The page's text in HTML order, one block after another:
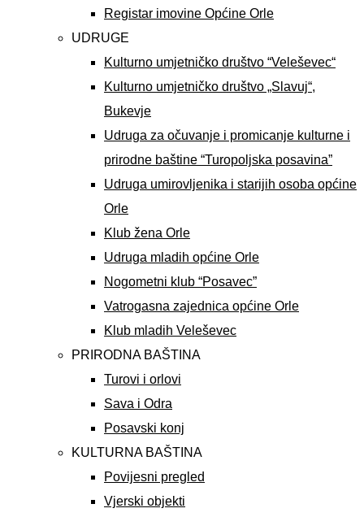
Registar imovine Općine Orle
UDRUGE
Kulturno umjetničko društvo “Veleševec“
Kulturno umjetničko društvo „Slavuj“,
Bukevje
Udruga za očuvanje i promicanje kulturne i
prirodne baštine “Turopoljska posavina”
Udruga umirovljenika i starijih osoba općine
Orle
Klub žena Orle
Udruga mladih općine Orle
Nogometni klub “Posavec”
Vatrogasna zajednica općine Orle
Klub mladih Veleševec
PRIRODNA BAŠTINA
Turovi i orlovi
Sava i Odra
Posavski konj
KULTURNA BAŠTINA
Povijesni pregled
Vjerski objekti